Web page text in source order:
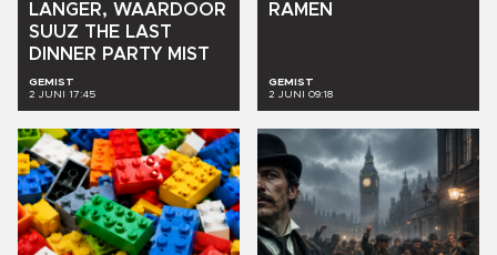
LANGER, WAARDOOR
SUUZ THE LAST
DINNER PARTY MIST
GEMIST
2 JUNI 17:45
RAMEN
GEMIST
2 JUNI 09:18